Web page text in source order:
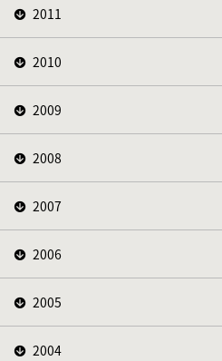
2011
2010
2009
2008
2007
2006
2005
2004